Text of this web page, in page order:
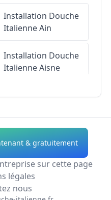
Installation Douche
ItalienneAin
Installation Douche
ItalienneAisne
Installation Douche
Italienne Alpes-de-
Haute-Provence
Installation Douche
& gratuitement
sur cette page
légales
nous